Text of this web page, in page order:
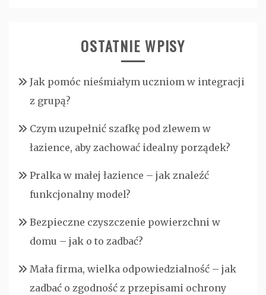
OSTATNIE WPISY
Jak pomóc nieśmiałym uczniom w integracji
z grupą?
Czym uzupełnić szafkę pod zlewem w
łazience, aby zachować idealny porządek?
Pralka w małej łazience – jak znaleźć
funkcjonalny model?
Bezpieczne czyszczenie powierzchni w
domu – jak o to zadbać?
Mała firma, wielka odpowiedzialność – jak
zadbać o zgodność z przepisami ochrony